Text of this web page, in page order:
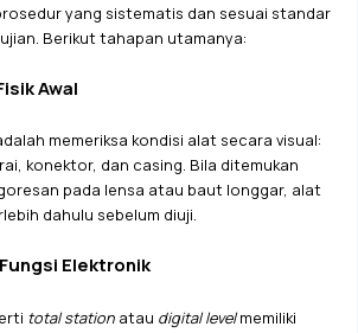
yang sistematis dan sesuai standar
Berikut tahapan utamanya:
Awal
memeriksa kondisi alat secara visual:
konektor, dan casing. Bila ditemukan
pada lensa atau baut longgar, alat
dahulu sebelum diuji.
Elektronik
total stationatau digital levelmemiliki